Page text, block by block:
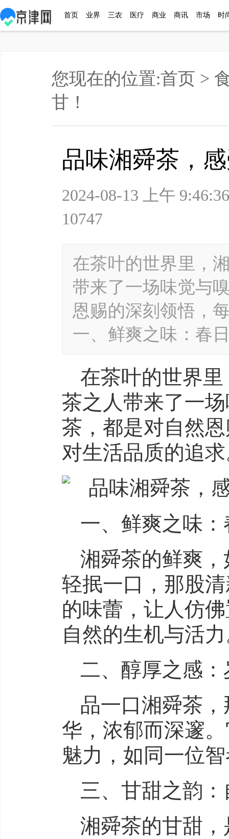
首页 业界 三农 医疗 商业 商讯 市场 时
您现在的位置:首页 >
甘！
品味湘舜茶，
2024-08-13 上午
10747
在茶叶的世界里，
带来了一场味觉与
恩赐的深刻领悟，
一、鲜爽之味：春
在茶叶的世界
茶之人带来了一
茶，都是对自然
对生活品质的追
一、鲜爽之味
湘舜茶的鲜爽
轻抿一口，那股
的味蕾，让人仿
自然的生机与活
二、醇厚之感
品一口湘舜茶
华，浓郁而深邃
魅力，如同一位
三、甘甜之韵
湘舜茶的甘甜